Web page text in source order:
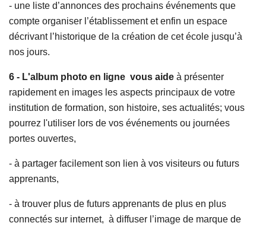
- une liste d’annonces des prochains événements que
compte organiser l’établissement et enfin un espace
décrivant l’historique de la création de cet école jusqu’à
nos jours.
6 - L'album photo en ligne vous aide à présenter
rapidement en images les aspects principaux de votre
institution de formation, son histoire, ses actualités; vous
pourrez l'utiliser lors de vos événements ou journées
portes ouvertes,
- à partager facilement son lien à vos visiteurs ou futurs
apprenants,
- à trouver plus de futurs apprenants de plus en plus
connectés sur internet, à diffuser l’image de marque de